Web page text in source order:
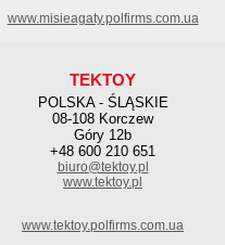
www.misieagaty.polfirms.com.ua
TEKTOY
POLSKA - ŚLĄSKIE
08-108 Korczew
Góry 12b
+48 600 210 651
biuro@tektoy.pl
www.tektoy.pl
www.tektoy.polfirms.com.ua